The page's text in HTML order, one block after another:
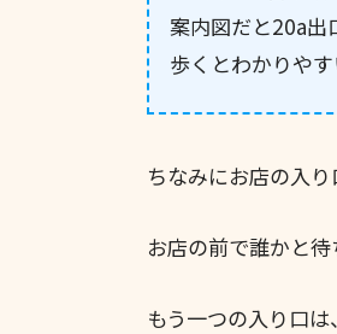
案内図だと20a出
歩くとわかりやす
ちなみにお店の入り
お店の前で誰かと
もう一つの入り口